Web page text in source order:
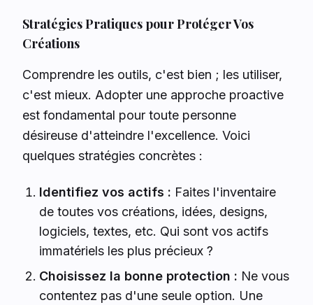
Stratégies Pratiques pour Protéger Vos
Créations
Comprendre les outils, c'est bien ; les utiliser,
c'est mieux. Adopter une approche proactive
est fondamental pour toute personne
désireuse d'atteindre l'excellence. Voici
quelques stratégies concrètes :
Identifiez vos actifs : Faites l'inventaire
de toutes vos créations, idées, designs,
logiciels, textes, etc. Qui sont vos actifs
immatériels les plus précieux ?
Choisissez la bonne protection : Ne vous
contentez pas d'une seule option. Une